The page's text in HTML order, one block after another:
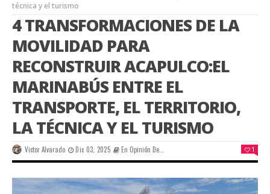
técnica y el turismo
4 TRANSFORMACIONES DE LA
MOVILIDAD PARA
RECONSTRUIR ACAPULCO:EL
MARINABÚS ENTRE EL
TRANSPORTE, EL TERRITORIO,
LA TÉCNICA Y EL TURISMO
Victor Alvarado Dic 03, 2025 En Opinión De... 1